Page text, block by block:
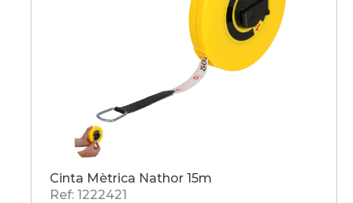
Cinta Mètrica Nathor 15m
Ref: 1222421